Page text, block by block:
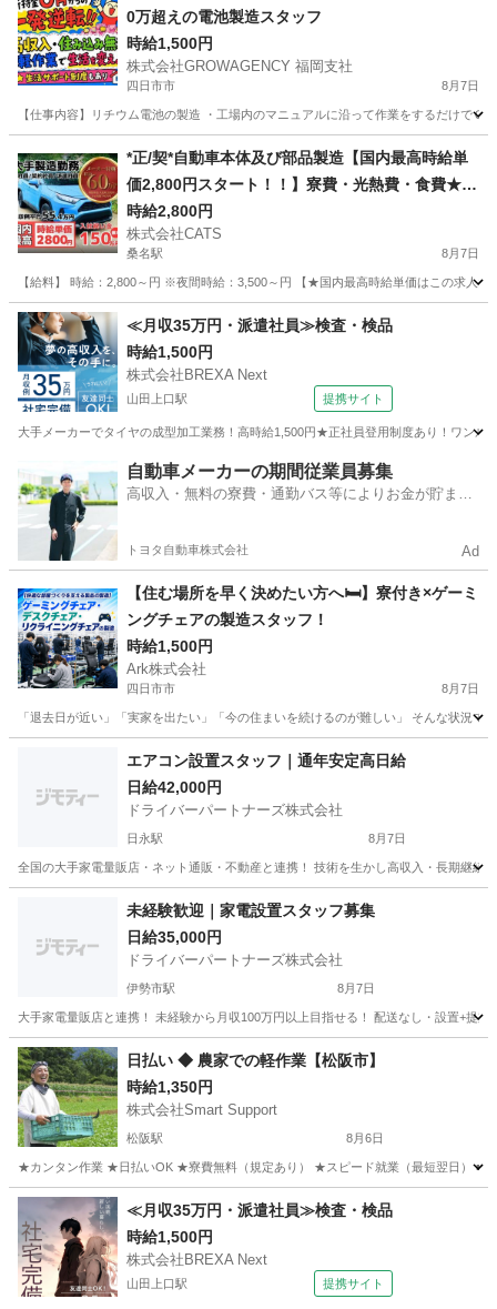
0万超えの電池製造スタッフ
時給1,500円
株式会社GROWAGENCY 福岡支社
四日市市 8月7日
【仕事内容】リチウム電池の製造 ・工場内のマニュアルに沿って作業をするだけで
工場 スタッフ
*正/契*自動車本体及び部品製造【国内最高時給単
価2,800円スタート！！】寮費・光熱費・食費★全
て0円！？★ 募集-桑名
時給2,800円
株式会社CATS
桑名駅 8月7日
【給料】 時給：2,800～円 ※夜間時給：3,500～円 【★国内最高時給単価はこの求人
三重 桑名市 桑名駅 仕分け ライン
≪月収35万円・派遣社員≫検査・検品
時給1,500円
株式会社BREXA Next
山田上口駅 提携サイト
大手メーカーでタイヤの成型加工業務！高時給1,500円★正社員登用制度あり！ワン
山田上口駅 その他
自動車メーカーの期間従業員募集
高収入・無料の寮費・通勤バス等によりお金が貯まり
トヨタ自動車株式会社 Ad
【住む場所を早く決めたい方へ🛏️】寮付き×ゲーミ
ングチェアの製造スタッフ！
時給1,500円
Ark株式会社
四日市市 8月7日
「退去日が近い」「実家を出たい」「今の住まいを続けるのが難しい」 そんな状況
スタッフ
エアコン設置スタッフ｜通年安定高日給
日給42,000円
ドライバーパートナーズ株式会社
日永駅 8月7日
全国の大手家電量販店・ネット通販・不動産と連携！ 技術を生かし高収入・長期継
日永駅 軽作業 スタッフ
未経験歓迎｜家電設置スタッフ募集
日給35,000円
ドライバーパートナーズ株式会社
伊勢市駅 8月7日
大手家電量販店と連携！ 未経験から月収100万円以上目指せる！ 配送なし・設置+提
三重 伊勢市 伊勢市駅 その他 スタッフ
日払い ◆ 農家での軽作業【松阪市】
時給1,350円
株式会社Smart Support
松阪駅 8月6日
★カンタン作業 ★日払いOK ★寮費無料（規定あり） ★スピード就業（最短翌日） ■
三重 松阪市 松阪駅 仕分け 雑草
≪月収35万円・派遣社員≫検査・検品
時給1,500円
株式会社BREXA Next
山田上口駅 提携サイト